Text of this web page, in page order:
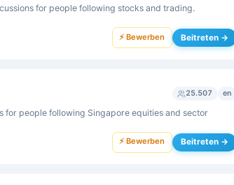
for people following stocks and trading.
⚡ Bewerben Beitreten →
25.507 en
for people following Singapore equities and sector
⚡ Bewerben Beitreten →